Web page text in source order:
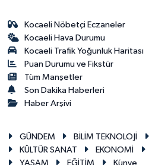
Kocaeli Nöbetçi Eczaneler
Kocaeli Hava Durumu
Kocaeli Trafik Yoğunluk Haritası
Puan Durumu ve Fikstür
Tüm Manşetler
Son Dakika Haberleri
Haber Arşivi
GÜNDEM BİLİM TEKNOLOJİ
KÜLTÜR SANAT
EKONOMİ
YAŞAM
EĞİTİM Künye